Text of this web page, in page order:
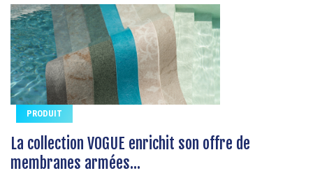
PRODUIT
La collection VOGUE enrichit son offre de
membranes armées...